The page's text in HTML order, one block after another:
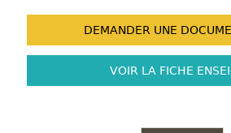
DEMANDER UNE
VOIR LA FICHE